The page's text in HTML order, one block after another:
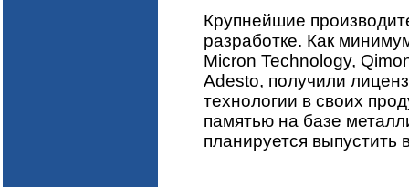
Крупнейшие
разработке. Как
Micron Technology,
Adesto, получили
технологии в своих
памятью на базе
планируется выпустить